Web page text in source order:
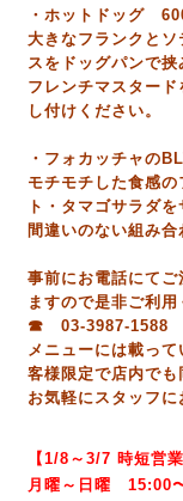
・ホットドッグ
大きなフランクと
スをドッグパンで挟
フレンチマスター
し付けください。
・フォカッチャの
モチモチした食感
ト・タマゴサラダを
間違いのない組み合
事前にお電話にて
ますので是非ご利用
☎ 03-3987-1588
メニューには載っ
客様限定で店内でも
お気軽にスタッフに
【1/8～3/7 時短営業
月曜～日曜 15:00